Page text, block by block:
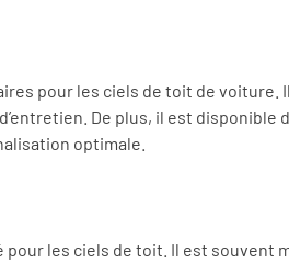
pour les ciels de toit de voiture.
De plus, il est disponible
optimale.
les ciels de toit. Il est souvent